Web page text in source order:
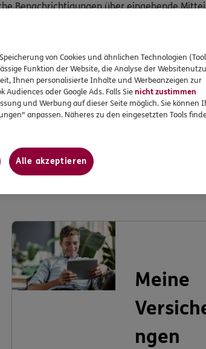
Benachrichtigungen über eingehende
behalten mit "Mein Vertrag"
Play Store (Android) herunter!
interessieren:
Meine
ngen
von Cookies und ähnlichen Technologien
Funktion der Website, die Analyse der
Ihnen personalisierte Inhalte und Werbeanzeigen zur
oder Google Ads. Falls Sienicht zustimmen
und Werbung auf dieser Seite möglich. Sie können
anpassen. Näheres zu den eingesetzten Tools
Alle akzeptieren